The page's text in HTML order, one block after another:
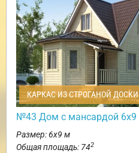
КАРКАС ИЗ СТРОГАНОЙ ДОСКИ
№43 Дом с мансардой 6х9
Размер: 6х9 м
Общая площадь: 742